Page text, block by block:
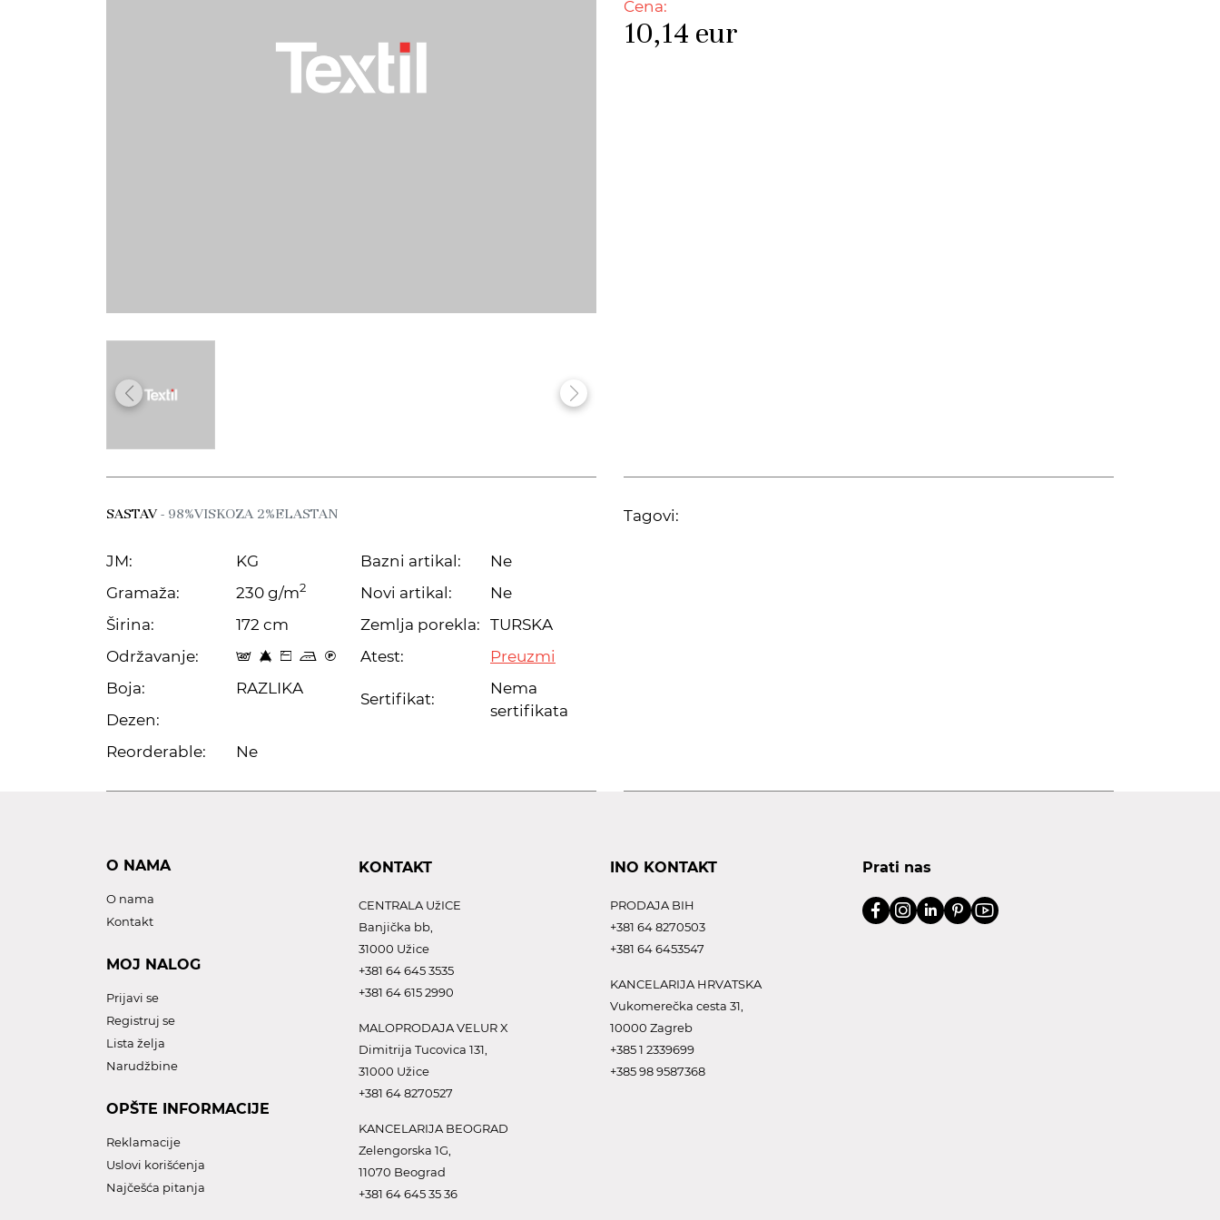
Cena:
10,14 eur
SASTAV- 98%VISKOZA 2%ELASTAN
JM:
KG
Gramaža:
230 g/m2
Širina:
172 cm
Održavanje:
t 8 Z p C
Boja:
RAZLIKA
Dezen:
Reorderable:
Ne
Bazni artikal:
Ne
Novi artikal:
Ne
Zemlja porekla: TURSKA
Atest:
Preuzmi
Sertifikat:
Nema
sertifikata
Tagovi:
O NAMA
O nama
Kontakt
MOJ NALOG
Prijavi se
Registruj se
Lista želja
Narudžbine
OPŠTE INFORMACIJE
Reklamacije
Uslovi korišćenja
Najčešća pitanja
KONTAKT
CENTRALA UžICE
Banjička bb,
31000 Užice
+381 64 645 3535
+381 64 615 2990
MALOPRODAJA VELUR X
Dimitrija Tucovica 131,
31000 Užice
+381 64 8270527
KANCELARIJA BEOGRAD
Zelengorska 1G,
11070 Beograd
+381 64 645 35 36
INO KONTAKT
PRODAJA BIH
+381 64 8270503
+381 64 6453547
KANCELARIJA HRVATSKA
Vukomerečka cesta 31,
10000 Zagreb
+385 1 2339699
+385 98 9587368
Prati nas